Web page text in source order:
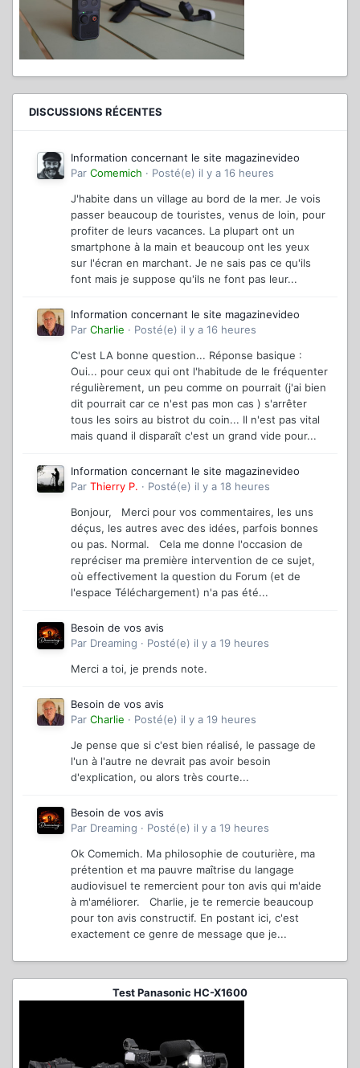
DISCUSSIONS RÉCENTES
Information concernant le site magazinevideo
Par Comemich · Posté(e) il y a 16 heures
J'habite dans un village au bord de la mer. Je vois
passer beaucoup de touristes, venus de loin, pour
profiter de leurs vacances. La plupart ont un
smartphone à la main et beaucoup ont les yeux
sur l'écran en marchant. Je ne sais pas ce qu'ils
font mais je suppose qu'ils ne font pas leur...
Information concernant le site magazinevideo
Par Charlie · Posté(e) il y a 16 heures
C'est LA bonne question... Réponse basique :
Oui... pour ceux qui ont l'habitude de le fréquenter
régulièrement, un peu comme on pourrait (j'ai bien
dit pourrait car ce n'est pas mon cas ) s'arrêter
tous les soirs au bistrot du coin... Il n'est pas vital
mais quand il disparaît c'est un grand vide pour...
Information concernant le site magazinevideo
Par Thierry P. · Posté(e) il y a 18 heures
Bonjour, Merci pour vos commentaires, les uns
déçus, les autres avec des idées, parfois bonnes
ou pas. Normal. Cela me donne l'occasion de
repréciser ma première intervention de ce sujet,
où effectivement la question du Forum (et de
l'espace Téléchargement) n'a pas été...
Besoin de vos avis
Par Dreaming · Posté(e) il y a 19 heures
Merci a toi, je prends note.
Besoin de vos avis
Par Charlie · Posté(e) il y a 19 heures
Je pense que si c'est bien réalisé, le passage de
l'un à l'autre ne devrait pas avoir besoin
d'explication, ou alors très courte...
Besoin de vos avis
Par Dreaming · Posté(e) il y a 19 heures
Ok Comemich. Ma philosophie de couturière, ma
prétention et ma pauvre maîtrise du langage
audiovisuel te remercient pour ton avis qui m'aide
à m'améliorer. Charlie, je te remercie beaucoup
pour ton avis constructif. En postant ici, c'est
exactement ce genre de message que je...
Test Panasonic HC-X1600